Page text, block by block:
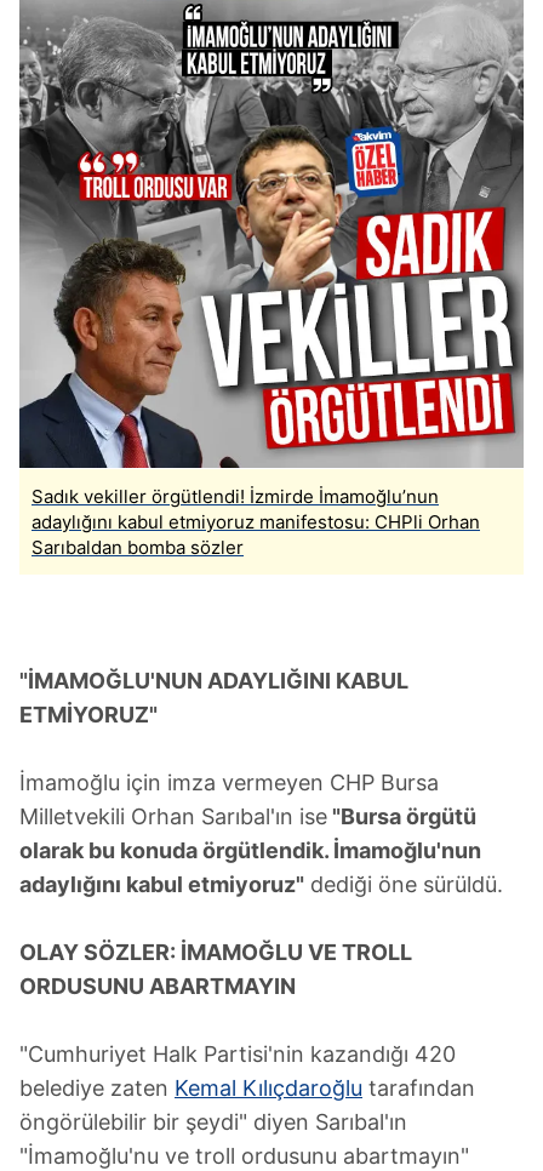
Sadık vekiller örgütlendi! İzmirde İmamoğlu’nun
adaylığını kabul etmiyoruz manifestosu: CHPli Orhan
Sarıbaldan bomba sözler
"İMAMOĞLU'NUN ADAYLIĞINI KABUL
ETMİYORUZ"
İmamoğlu için imza vermeyen CHP Bursa
Milletvekili Orhan Sarıbal'ın ise "Bursa örgütü
olarak bu konuda örgütlendik. İmamoğlu'nun
adaylığını kabul etmiyoruz" dediği öne sürüldü.
OLAY SÖZLER: İMAMOĞLU VE TROLL
ORDUSUNU ABARTMAYIN
"Cumhuriyet Halk Partisi'nin kazandığı 420
belediye zaten Kemal Kılıçdaroğlu tarafından
öngörülebilir bir şeydi" diyen Sarıbal'ın
"İmamoğlu'nu ve troll ordusunu abartmayın"